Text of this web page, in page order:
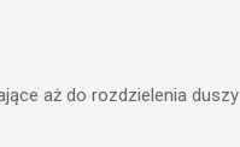
aż do rozdzielenia duszy